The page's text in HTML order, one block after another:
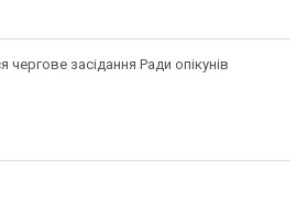
чергове засідання Ради опікунів